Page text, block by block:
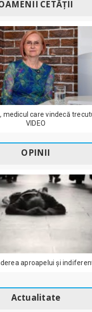
CETĂȚII
medicul care vindecă
VIDEO
OPINII
aproapelui și
Actualitate